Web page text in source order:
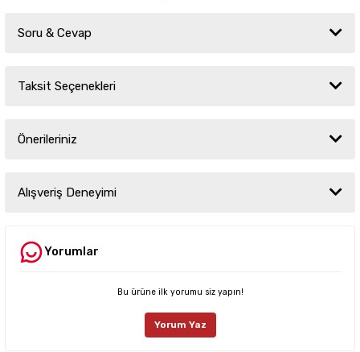
Soru & Cevap
Ürün hakkında henüz soru sorulmamış.
Taksit Seçenekleri
Önerileriniz
yetersiz gördüğünüz noktaları öneri formunu kullanarak tarafımıza
iletebilirsiniz.
Ürün resmi kalitesiz, bozuk veya görüntülenemiyor.
Ürün fiyatı diğer sitelerden daha pahalı.
Alışveriş Deneyimi
Deneyimini Paylaş
Yorumlar
Bu ürüne ilk yorumu siz yapın!
Yorum Yaz